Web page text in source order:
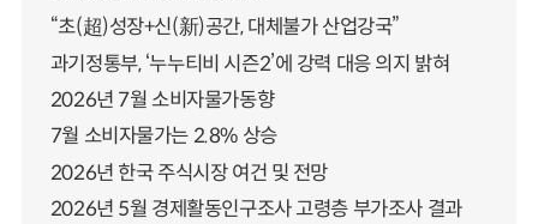
“초(超)성장+신(新)공간, 대체불가 산업강국”
과기정통부, ‘누누티비 시즌2’에 강력 대응 의지 밝혀
2026년 7월 소비자물가동향
7월 소비자물가는 2.8% 상승
2026년 한국 주식시장 여건 및 전망
2026년 5월 경제활동인구조사 고령층 부가조사 결과